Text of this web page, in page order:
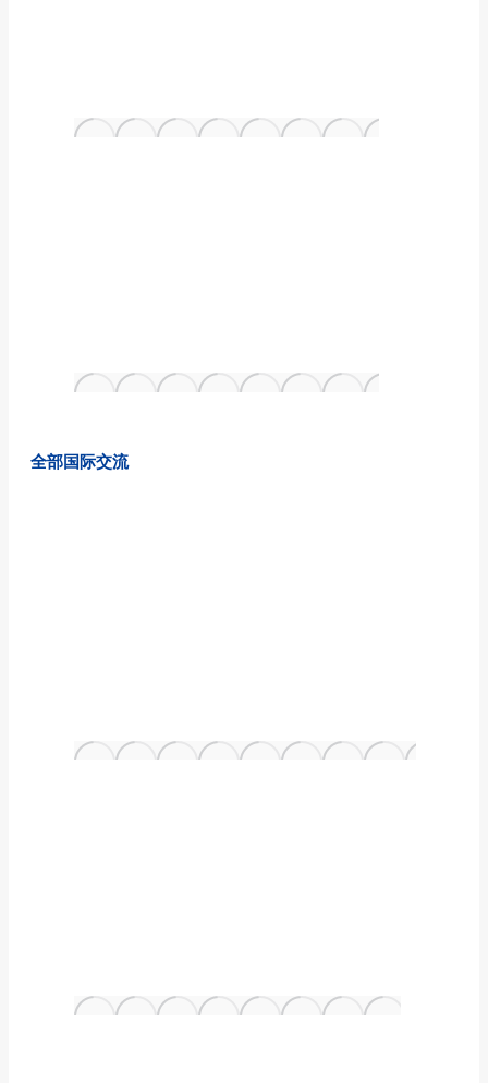
全部国际交流